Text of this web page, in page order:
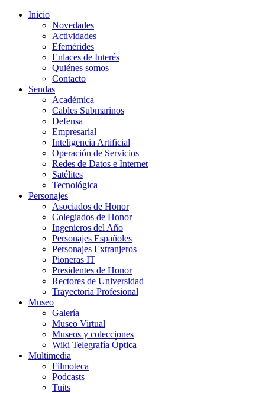
Inicio
Novedades
Actividades
Efemérides
Enlaces de Interés
Quiénes somos
Contacto
Sendas
Académica
Cables Submarinos
Defensa
Empresarial
Inteligencia Artificial
Operación de Servicios
Redes de Datos e Internet
Satélites
Tecnológica
Personajes
Asociados de Honor
Colegiados de Honor
Ingenieros del Año
Personajes Españoles
Personajes Extranjeros
Pioneras IT
Presidentes de Honor
Rectores de Universidad
Trayectoria Profesional
Museo
Galería
Museo Virtual
Museos y colecciones
Wiki Telegrafía Óptica
Multimedia
Filmoteca
Podcasts
Tuits